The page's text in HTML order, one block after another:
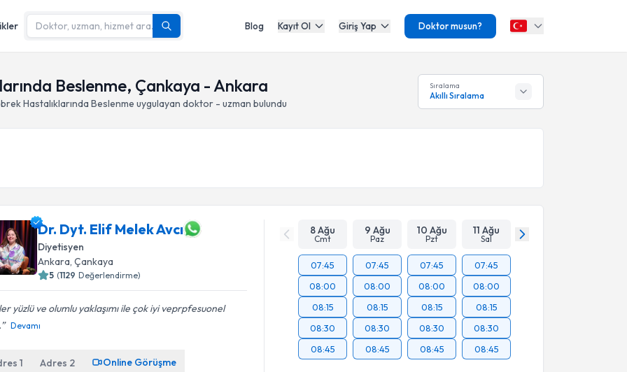
Blog Kayıt Ol Giriş Yap Doktor musun?
Beslenme, Çankaya - Ankara
Hastalıklarında Beslenme uygulayan doktor - uzman bulundu
Sıralama
Akıllı Sıralama
Dr. Dyt. Elif Melek Avcı
Diyetisyen
Ankara, Çankaya
5 (1129 Değerlendirme)
yüzlü ve olumlu yaklaşımı ile çok iyi veprpfesuonel
Devamı
1 Adres 2 Online Görüşme
8 Ağu
Cmt
9 Ağu
Paz
10 Ağu
Pzt
11 Ağu
Sal
07:45
08:00
08:15
08:30
08:45
07:45
08:00
08:15
08:30
08:45
07:45
08:00
08:15
08:30
08:45
07:45
08:00
08:15
08:30
08:45